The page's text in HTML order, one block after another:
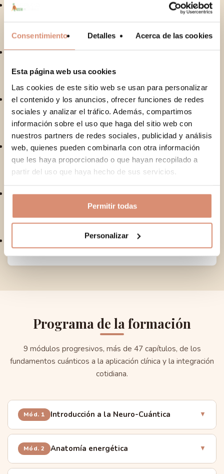
Consentimiento Detalles Acerca de las cookies
Esta página web usa cookies
Las cookies de este sitio web se usan para personalizar
el contenido y los anuncios, ofrecer funciones de redes
sociales y analizar el tráfico. Además, compartimos
información sobre el uso que haga del sitio web con
nuestros partners de redes sociales, publicidad y análisis
web, quienes pueden combinarla con otra información
que les haya proporcionado o que hayan recopilado a
partir del uso que haya hecho de sus servicios.
Permitir todas
Personalizar
No hay productos en el carrito.
Go To Shop
Identificar y equilibrar los campos energéticos del
Conducir meditaciones avanzadas y trabajar con
Diagnosticar bloqueos energéticos y aplicar técnicas
de reequilibrio y armonización
Liberar traumas emocionales y trabajar la
decodificación biológica
Aplicar el enfoque en acompañamiento clínico y
soporte en psicoterapia
Acompañar a otros en su proceso de sanación y
despertar energético
Programa de la formación
9 módulos progresivos, más de 47 capítulos, de los
fundamentos cuánticos a la aplicación clínica y la integración
cotidiana.
Mód. 1 Introducción a la Neuro-Cuántica ▼
Neuroplasticidad, base e impacto
Historia y fundamentos
Mód. 2 Anatomía energética ▼